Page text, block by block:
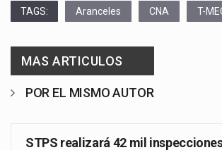
TAGS: Aranceles CNA T-
MAS ARTICULOS
POR EL MISMO AUTOR
STPS realizará 42 mil